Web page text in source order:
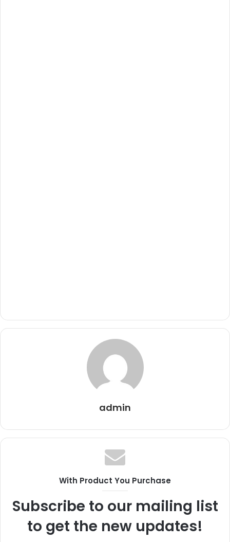
admin
With Product You Purchase
Subscribe to our mailing list
to get the new updates!